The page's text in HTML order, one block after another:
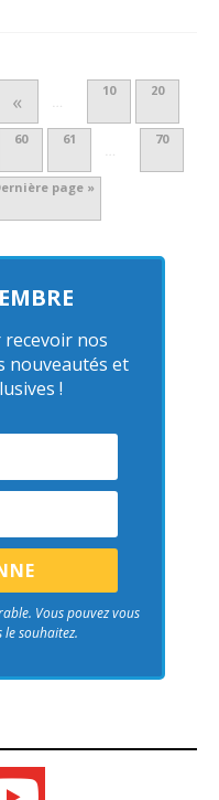
« …
10 20
60 61
…
70
page »
nos
nouveautés et
!
Vous pouvez vous
souhaitez.